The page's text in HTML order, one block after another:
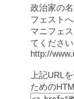
政治家の
フェストへ
マニフェ
てください
http://
上記URL
ための